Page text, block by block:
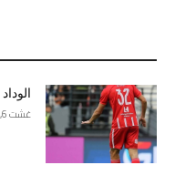
غشت 6, 2026